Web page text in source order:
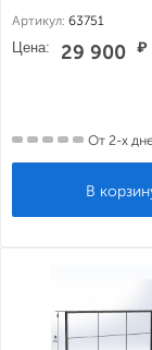
Артикул: 63751
Цена: 29 900 ₽
От 2-х